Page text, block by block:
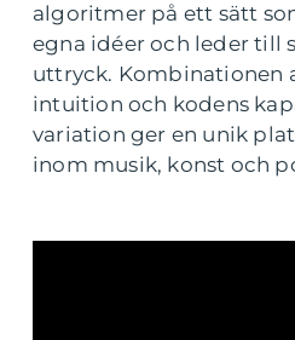
algoritmer på ett sätt
egna idéer och leder till
uttryck. Kombinationen
intuition och kodens
variation ger en unik
inom musik, konst och